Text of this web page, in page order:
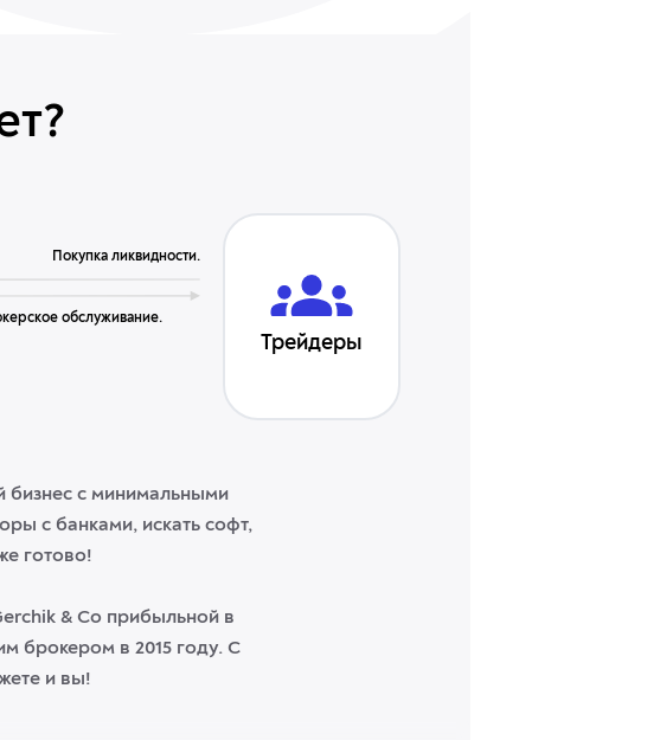
обслуживание.
Покупка ликвидности.
Трейдеры
бизнес с минимальными
с банками, искать софт,
готово!
& Co прибыльной в
брокером в 2015 году. С
и вы!